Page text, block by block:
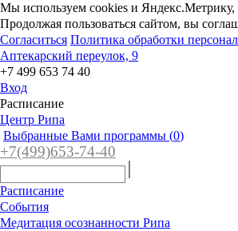
Мы используем cookies и Яндекс.Метрику,
Продолжая пользоваться сайтом, вы
Согласиться Политика обработки
Аптекарский переулок, 9
+7 499 653 74 40
Вход
Расписание
Центр Рипа
Выбранные Вами программы (0)
+7(499)653-74-40
Расписание
События
Медитация осознанности Рипа